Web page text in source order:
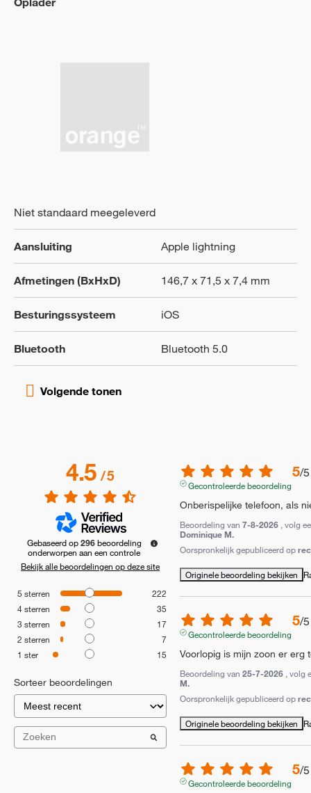
Niet standaard meegeleverd
Aansluiting Apple lightning
Afmetingen (BxHxD) 146,7 x 71,5 x 7,4 mm
Besturingssysteem iOS
Bluetooth Bluetooth 5.0
4.5/5
Gebaseerd op296 beoordeling
onderworpen aan een controle
Bekijk alle beoordelingen op deze site
5 sterren
222
4sterren
35
3 sterren
17
2 sterren
7
1 ster 15
Sorteer beoordelingen
5/5
Gecontroleerde beoordeling
Onberispelijke telefoon, als
Beoordeling van 7-8-2026 , volg
Dominique M.
Oorspronkelijk gepubliceerd op
Originele beoordeling bekijken
5/5
Gecontroleerde beoordeling
Voorlopig is mijn zoon er erg
Beoordeling van 25-7-2026 , volg
M.
Oorspronkelijk gepubliceerd op
Originele beoordeling bekijken
5/5
Gecontroleerde beoordeling